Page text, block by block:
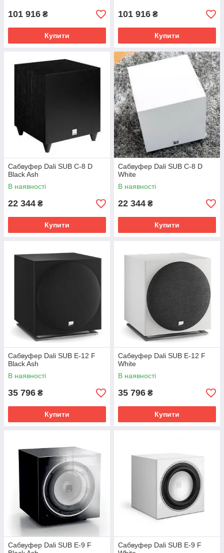
101 916 ₴
Купити
101 916 ₴
Купити
Сабвуфер Dali SUB C-8 D
Black Ash
В наявності
22 344 ₴
Купити
Сабвуфер Dali SUB C-8 D
White
В наявності
22 344 ₴
Купити
Сабвуфер Dali SUB E-12 F
Black Ash
В наявності
35 796 ₴
Купити
Сабвуфер Dali SUB E-12 F
White
В наявності
35 796 ₴
Купити
Сабвуфер Dali SUB E-9 F
Сабвуфер Dali SUB E-9 F